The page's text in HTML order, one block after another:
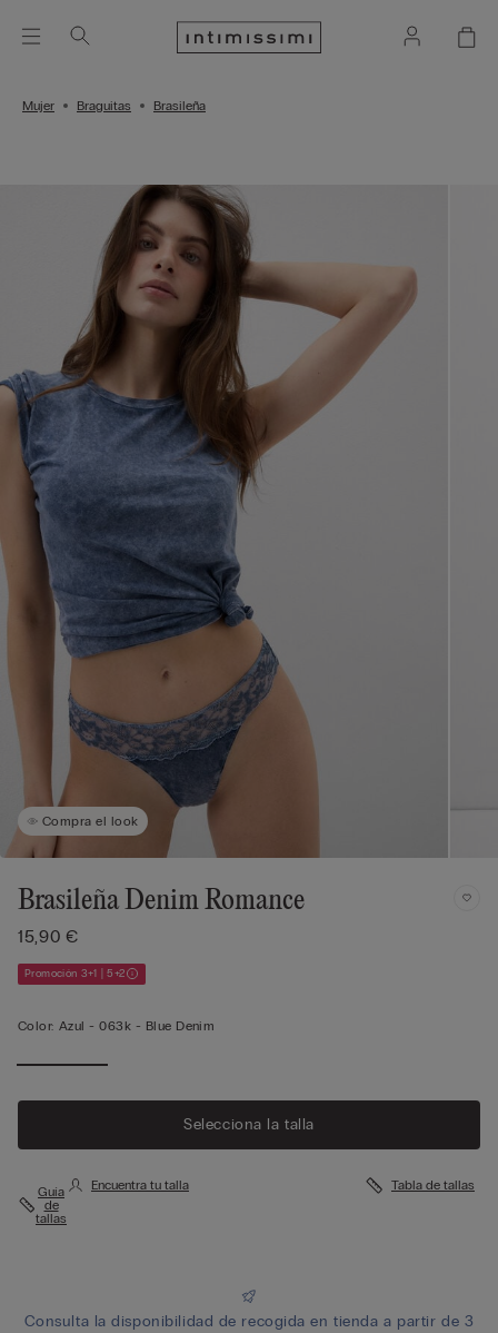
Mujer Braguitas Brasileña
Compra el look
Brasileña Denim Romance
15,90 €
Promoción 3+1 | 5+2
Color: Azul -063k - Blue Denim
Selecciona la talla
Guía
de
tallas
Encuentra tu talla Tabla de tallas
Consulta la disponibilidad de recogida en tienda a partir de 3